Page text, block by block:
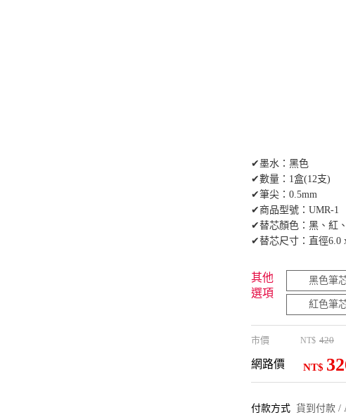
✔墨水：黑色
✔數量：1盒(12支)
✔筆尖：0.5mm
✔商品型號：UMR-1
✔替芯顏色：黑、紅
✔替芯尺寸：直徑6.0
其他
選項
黑色筆
紅色筆
市價 NT$ 420
網路價 NT$
付款方式 貨到付款 /